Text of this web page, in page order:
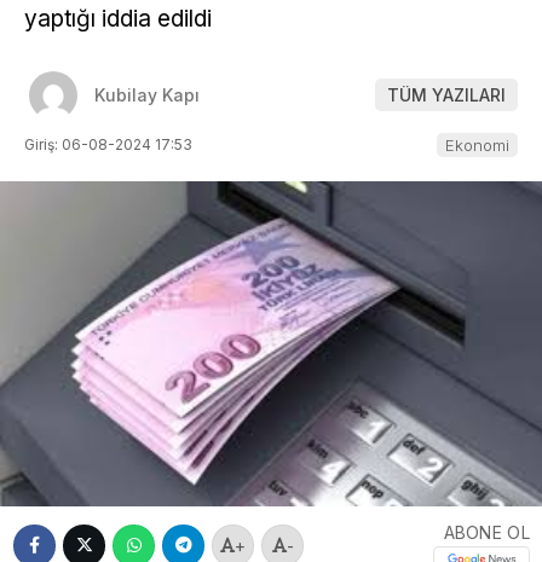
yaptığı iddia edildi
Kubilay Kapı TÜM YAZILARI
Giriş: 06-08-2024 17:53 Ekonomi
+ -
ABONE OL